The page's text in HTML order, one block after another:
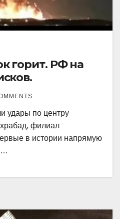
горит. РФ на
удары по центру
филиал
в истории напрямую